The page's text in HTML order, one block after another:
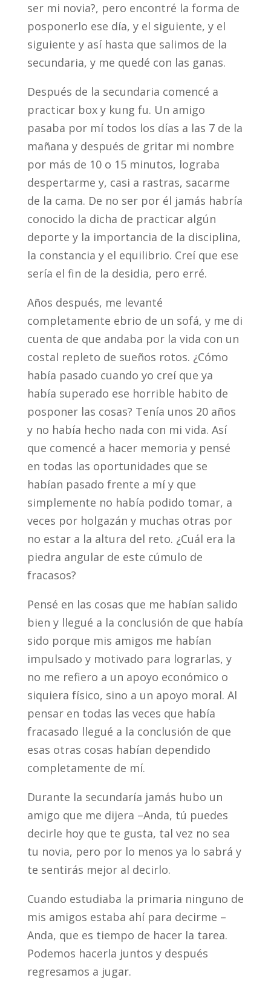
ser mi novia?, pero encontré la forma de
posponerlo ese día, y el siguiente, y el
siguiente y así hasta que salimos de la
secundaria, y me quedé con las ganas.
Después de la secundaria comencé a
practicar box y kung fu. Un amigo
pasaba por mí todos los días a las 7 de la
mañana y después de gritar mi nombre
por más de 10 o 15 minutos, lograba
despertarme y, casi a rastras, sacarme
de la cama. De no ser por él jamás habría
conocido la dicha de practicar algún
deporte y la importancia de la disciplina,
la constancia y el equilibrio. Creí que ese
sería el fin de la desidia, pero erré.
Años después, me levanté
completamente ebrio de un sofá, y me di
cuenta de que andaba por la vida con un
costal repleto de sueños rotos. ¿Cómo
había pasado cuando yo creí que ya
había superado ese horrible habito de
posponer las cosas? Tenía unos 20 años
y no había hecho nada con mi vida. Así
que comencé a hacer memoria y pensé
en todas las oportunidades que se
habían pasado frente a mí y que
simplemente no había podido tomar, a
veces por holgazán y muchas otras por
no estar a la altura del reto. ¿Cuál era la
piedra angular de este cúmulo de
fracasos?
Pensé en las cosas que me habían salido
bien y llegué a la conclusión de que había
sido porque mis amigos me habían
impulsado y motivado para lograrlas, y
no me refiero a un apoyo económico o
siquiera físico, sino a un apoyo moral. Al
pensar en todas las veces que había
fracasado llegué a la conclusión de que
esas otras cosas habían dependido
completamente de mí.
Durante la secundaría jamás hubo un
amigo que me dijera –Anda, tú puedes
decirle hoy que te gusta, tal vez no sea
tu novia, pero por lo menos ya lo sabrá y
te sentirás mejor al decirlo.
Cuando estudiaba la primaria ninguno de
mis amigos estaba ahí para decirme –
Anda, que es tiempo de hacer la tarea.
Podemos hacerla juntos y después
regresamos a jugar.